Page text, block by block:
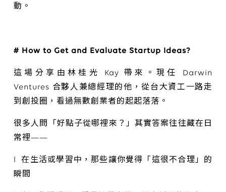
動。
# How to Get and Evaluate Startup Ideas?
這場分享由林桂光 Kay 帶來。現任 Darwin
Ventures 合夥人兼總經理的他，從台大資工一路走
到創投圈，看過無數創業者的起起落落。
很多人問「好點子從哪裡來？」其實答案往往藏在日
常裡——
l 在生活或學習中，那些讓你覺得「這很不合理」的
瞬間